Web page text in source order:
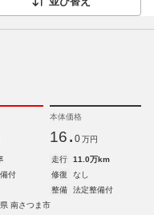
本体価格
16. 0 万円
走行
11.0万km
付 修復
なし
整備
法定整備付
南さつま市